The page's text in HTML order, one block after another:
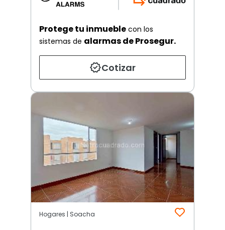
Protege tu inmueble con los
sistemas de alarmas de Prosegur.
Cotizar
Hogares | Soacha